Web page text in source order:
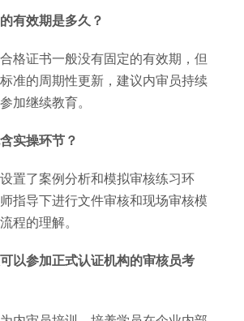
有效期是多久？
格证书一般没有固定的有效期，但
准的周期性更新，建议内审员持续
加继续教育。
实操环节？
置了案例分析和模拟审核练习环
指导下进行文件审核和现场审核模
程的理解。
以参加正式认证机构的审核员考